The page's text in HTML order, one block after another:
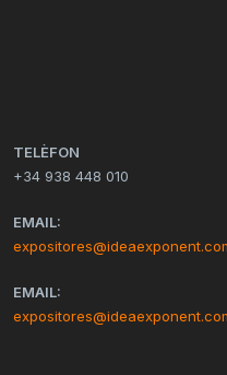
TELÈFON
+34 938 448 010
EMAIL:
EMAIL: